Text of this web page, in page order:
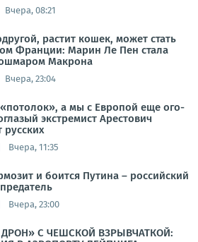
Вчера, 08:21
растит кошек, может стать
Франции: Марин Ле Пен стала
Макрона
Вчера, 23:04
а мы с Европой еще ого-
экстремист Арестович
русских
Вчера, 11:35
и боится Путина – российский
Вчера, 23:00
С ЧЕШСКОЙ ВЗРЫВЧАТКОЙ: